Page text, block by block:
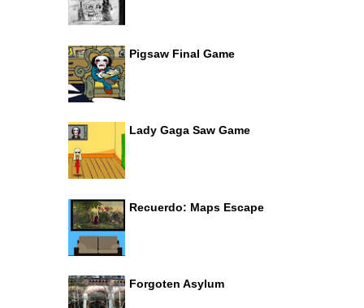
Pigsaw Final Game
Lady Gaga Saw Game
Recuerdo: Maps Escape
Forgoten Asylum